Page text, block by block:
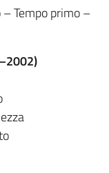
Tempo primo –